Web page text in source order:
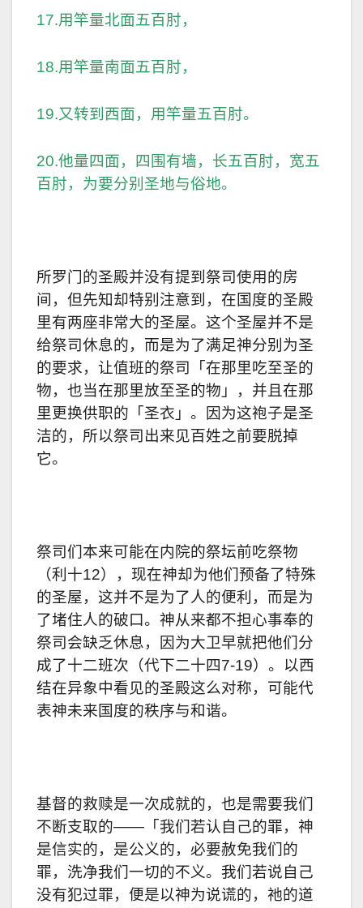
17.用竿量北面五百肘，
18.用竿量南面五百肘，
19.又转到西面，用竿量五百肘。
20.他量四面，四围有墙，长五百肘，宽五
百肘，为要分别圣地与俗地。
所罗门的圣殿并没有提到祭司使用的房
间，但先知却特别注意到，在国度的圣殿
里有两座非常大的圣屋。这个圣屋并不是
给祭司休息的，而是为了满足神分别为圣
的要求，让值班的祭司「在那里吃至圣的
物，也当在那里放至圣的物」，并且在那
里更换供职的「圣衣」。因为这袍子是圣
洁的，所以祭司出来见百姓之前要脱掉
它。
祭司们本来可能在内院的祭坛前吃祭物
（利十12），现在神却为他们预备了特殊
的圣屋，这并不是为了人的便利，而是为
了堵住人的破口。神从来都不担心事奉的
祭司会缺乏休息，因为大卫早就把他们分
成了十二班次（代下二十四7-19）。以西
结在异象中看见的圣殿这么对称，可能代
表神未来国度的秩序与和谐。
基督的救赎是一次成就的，也是需要我们
不断支取的——「我们若认自己的罪，神
是信实的，是公义的，必要赦免我们的
罪，洗净我们一切的不义。我们若说自己
没有犯过罪，便是以神为说谎的，祂的道